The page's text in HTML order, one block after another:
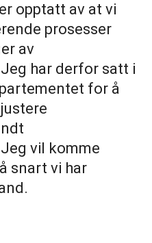
opptatt av at vi
prosesser
av
har derfor satt i
for å
vil komme
snart vi har